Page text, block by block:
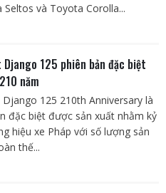
và Toyota Corolla...
125 phiên bản đặc biệt
năm
125 210th Anniversary là
đặc biệt được sản xuất nhằm kỷ
hiệu xe Pháp với số lượng sản
thế...